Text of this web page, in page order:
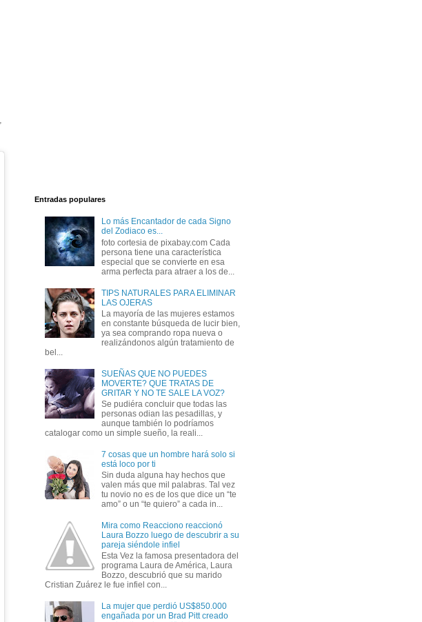
Entradas populares
Lo más Encantador de cada Signo
del Zodiaco es...
foto cortesia de pixabay.com Cada
persona tiene una característica
especial que se convierte en esa
arma perfecta para atraer a los de...
TIPS NATURALES PARA ELIMINAR
LAS OJERAS
La mayoría de las mujeres estamos
en constante búsqueda de lucir bien,
ya sea comprando ropa nueva o
realizándonos algún tratamiento de
bel...
SUEÑAS QUE NO PUEDES
MOVERTE? QUE TRATAS DE
GRITAR Y NO TE SALE LA VOZ?
Se pudiéra concluir que todas las
personas odian las pesadillas, y
aunque también lo podríamos
catalogar como un simple sueño, la reali...
7 cosas que un hombre hará solo si
está loco por ti
Sin duda alguna hay hechos que
valen más que mil palabras. Tal vez
tu novio no es de los que dice un “te
amo” o un “te quiero” a cada in...
Mira como Reacciono reaccionó
Laura Bozzo luego de descubrir a su
pareja siéndole infiel
Esta Vez la famosa presentadora del
programa Laura de América, Laura
Bozzo, descubrió que su marido
Cristian Zuárez le fue infiel con...
La mujer que perdió US$850.000
engañada por un Brad Pitt creado